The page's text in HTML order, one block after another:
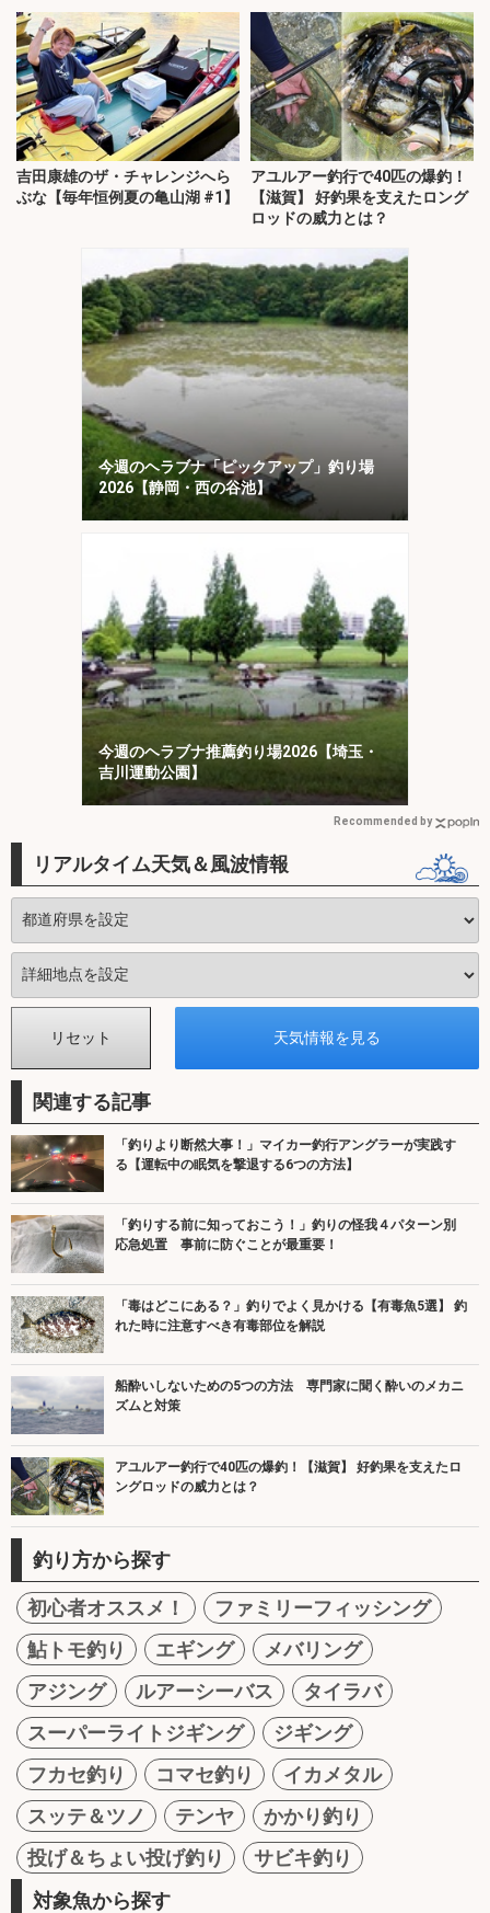
吉田康雄のザ・チャレンジへら
ぶな【毎年恒例夏の亀山湖 #1】
アユルアー釣行で40匹の爆釣！
【滋賀】 好釣果を支えたロング
ロッドの威力とは？
今週のヘラブナ「ピックアップ」釣り場
2026【静岡・西の谷池】
今週のヘラブナ推薦釣り場2026【埼玉・
吉川運動公園】
Recommended by
リアルタイム天気＆風波情報
関連する記事
「釣りより断然大事！」マイカー釣行アングラーが実践す
る【運転中の眠気を撃退する6つの方法】
「釣りする前に知っておこう！」釣りの怪我４パターン別
応急処置 事前に防ぐことが最重要！
「毒はどこにある？」釣りでよく見かける【有毒魚5選】 釣
れた時に注意すべき有毒部位を解説
船酔いしないための5つの方法 専門家に聞く酔いのメカニ
ズムと対策
アユルアー釣行で40匹の爆釣！【滋賀】 好釣果を支えたロ
ングロッドの威力とは？
釣り方から探す
初心者オススメ！
ファミリーフィッシング
鮎トモ釣り
エギング
メバリング
アジング
ルアーシーバス
タイラバ
スーパーライトジギング
ジギング
フカセ釣り
コマセ釣り
イカメタル
スッテ＆ツノ
テンヤ
かかり釣り
投げ＆ちょい投げ釣り
サビキ釣り
対象魚から探す